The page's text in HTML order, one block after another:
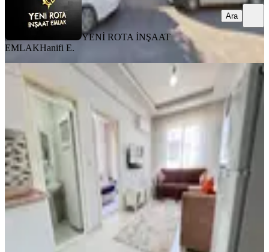
YENİ ROTA İNŞAAT
EMLAKHanifi E.
Ara
Yeni Rota'dan Piazza Civarı Eşyalı
1+1 Kiralık Daire
Dulkadiroğlu, Egemenlik Mahallesi
1+1
15.750 ₺
YENİ ROTA İNŞAAT EMLAKHayrunnisa Teltik